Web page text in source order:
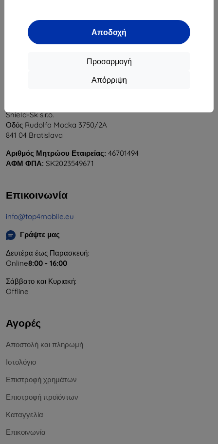
Αποδοχή
Προσαρμογή
Απόρριψη
1
Shield-Sk s.r.o.
Οδός Rudolfa Mocka 3750/2A
841 04 Bratislava
Αριθμός Μητρώου Εταιρείας: 46701494
ΑΦΜ ΦΠΑ: SK2023549671
Επικοινωνία
info@top4mobile.eu
Γράψτε μας
Δευτέρα έως Παρασκευή:
Online8:00 - 16:00
Σάββατο και Κυριακή:
Offline
Αγορές
Αποστολή και πληρωμή
Ιστολόγιο
Επιστροφή χρημάτων
Επιστροφή προϊόντων
Καταγγελία
Επικοινωνία